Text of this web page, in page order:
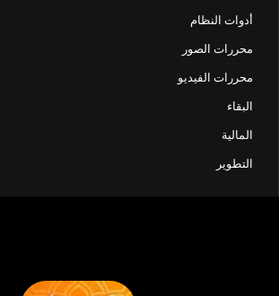
أدوات النظام
محررات الصور
محررات الفيديو
البقاء
المالية
التطوير